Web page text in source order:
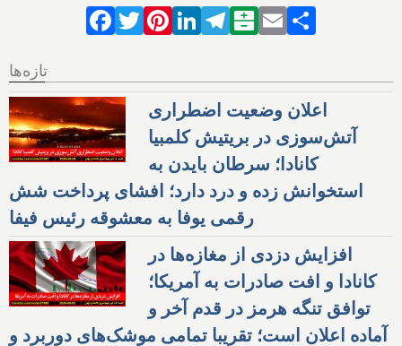
Facebook
TwitterPinterestLinkedIn
Telegram
Balatarin
Email
تازه‌ها
اعلان وضعیت اضطراری
آتش‌سوزی در بریتیش کلمبیا
کانادا؛ سرطان بایدن به
استخوانش زده و درد دارد؛ افشای پرداخت شش
رقمی یوفا به معشوقه رئیس فیفا
افزایش دزدی از مغازه‌ها در
کانادا و افت صادرات به آمریکا؛
توافق تنگه هرمز در قدم آخر و
آماده اعلان است؛ تقریبا تمامی موشک‌های دوربرد و